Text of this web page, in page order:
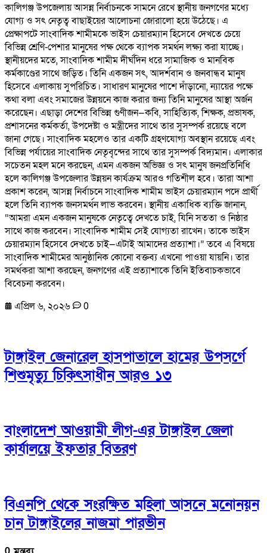
কালিগঞ্জ উপজেলায় আসন্ন নির্বাচনকে সামনে রেখে স্থানীয় জনগণের মধ্যে
যোগ্য ও সৎ নেতৃত্ব বাছাইয়ের আলোচনা জোরালো হয়ে উঠেছে। এ
প্রেক্ষাপটে সাংবাদিক শামীমকে ভাইস চেয়ারম্যান হিসেবে দেখতে চেয়ে
বিভিন্ন শ্রেণি-পেশার মানুষের পক্ষ থেকে ব্যাপক সমর্থন লক্ষ্য করা যাচ্ছে।
স্থানীয়দের মতে, সাংবাদিক শামীম দীর্ঘদিন ধরে সামাজিক ও মানবিক
কর্মকাণ্ডের সাথে জড়িত। তিনি একজন সৎ, আদর্শবান ও জনবান্ধব মানুষ
হিসেবে এলাকায় সুপরিচিত। সাধারণ মানুষের পাশে দাঁড়ানো, ন্যায়ের পক্ষে
কথা বলা এবং সমাজের উন্নয়নে কাজ করার জন্য তিনি মানুষের আস্থা অর্জন
করেছেন। এছাড়া দেশের বিভিন্ন গুণীজন—কবি, সাহিত্যিক, শিক্ষক, প্রভাষক,
প্রশাসনের কর্মকর্তা, উপদেষ্টা ও মন্ত্রীদের সাথে তার সুসম্পর্ক রয়েছে বলে
জানা গেছে। সাংবাদিক মহলেও তার একটি গ্রহণযোগ্য অবস্থান রয়েছে এবং
বিভিন্ন পর্যায়ের সাংবাদিক নেতৃবৃন্দের সাথে তার সুসম্পর্ক বিদ্যমান। এলাকার
সচেতন মহল মনে করছেন, এমন একজন অভিজ্ঞ ও সৎ মানুষ জনপ্রতিনিধি
হলে কালিগঞ্জ উপজেলার উন্নয়ন কার্যক্রম আরও গতিশীল হবে। তারা আশা
প্রকাশ করেন, আসন্ন নির্বাচনে সাংবাদিক শামীম ভাইস চেয়ারম্যান পদে প্রার্থী
হলে তিনি ব্যাপক জনসমর্থন লাভ করবেন। স্থানীয় একাধিক ব্যক্তি জানান,
“আমরা এমন একজন মানুষকে নেতৃত্বে দেখতে চাই, যিনি সততা ও নিষ্ঠার
সাথে কাজ করবেন। সাংবাদিক শামীম সেই যোগ্যতা রাখেন। তাকে ভাইস
চেয়ারম্যান হিসেবে দেখতে চাই—এটাই আমাদের প্রত্যাশা।” তবে এ বিষয়ে
সাংবাদিক শামীমের আনুষ্ঠানিক কোনো বক্তব্য এখনো পাওয়া যায়নি। তার
সমর্থকরা আশা করছেন, জনগণের এই প্রত্যাশাকে তিনি ইতিবাচকভাবে
বিবেচনা করবেন।
এপ্রিল ৬, ২০২৬
0
টাঙ্গাইল জেনারেল হাসপাতালে হামের উপসর্গে
শিশুমৃত্যু চিকিৎসাধীন আরও ১৩
বাংলাদেশ আওয়ামী লীগ-এর টাঙ্গাইল জেলা
কার্যালয়ে ইফতার বিতরণ
বিএনপি থেকে সংরক্ষিত মহিলা আসনে মনোনয়ন
চান টাঙ্গাইলের নাজমা পারভীন